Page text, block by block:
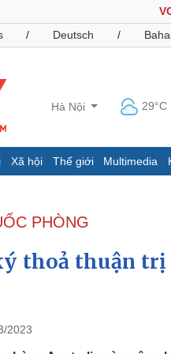
/ Deutsch /
Hà Nội 29°C
Xã hội Thế giới Multimedia
Tin 24h
Dự báo thời tiết
Giáo dục
Dấu ấn VOV
PHÒNG
thoả thuận trị
2023